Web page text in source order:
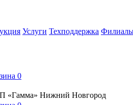
Услуги Техподдержка
0
Нижний Новгород